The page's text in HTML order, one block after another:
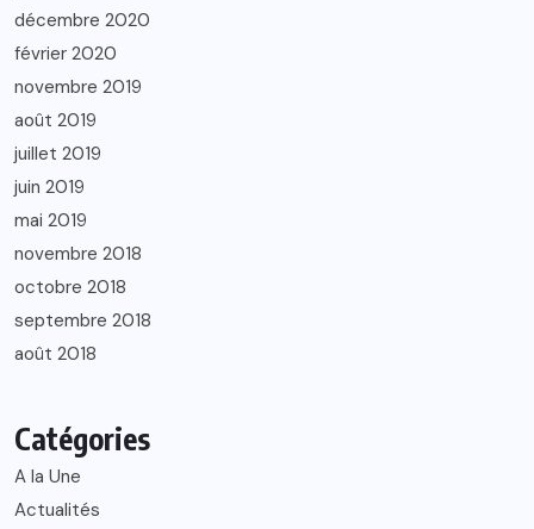
décembre 2020
février 2020
novembre 2019
août 2019
juillet 2019
juin 2019
mai 2019
novembre 2018
octobre 2018
septembre 2018
août 2018
Catégories
A la Une
Actualités